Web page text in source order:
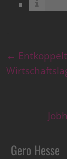
←
Gero Hesse